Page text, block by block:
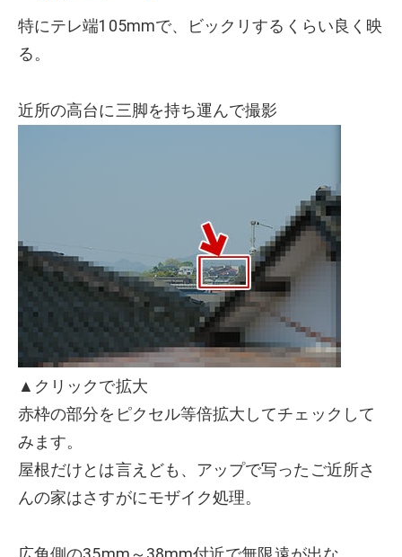
特にテレ端105mmで、ビックリするくらい良く映
る。
近所の高台に三脚を持ち運んで撮影
▲クリックで拡大
赤枠の部分をピクセル等倍拡大してチェックして
みます。
屋根だけとは言えども、アップで写ったご近所さ
んの家はさすがにモザイク処理。